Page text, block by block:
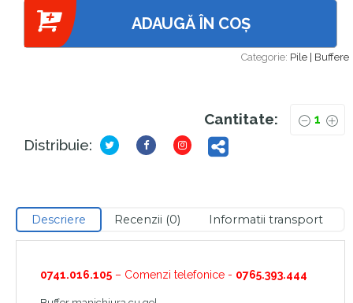
Categorie: Pile | Buffere
ADAUGĂ ÎN COȘ
Cantitate:
Distribuie:
Descriere Recenzii (0) Informatii transport
0741.016.105 – Comenzi telefonice - 0765.393.444